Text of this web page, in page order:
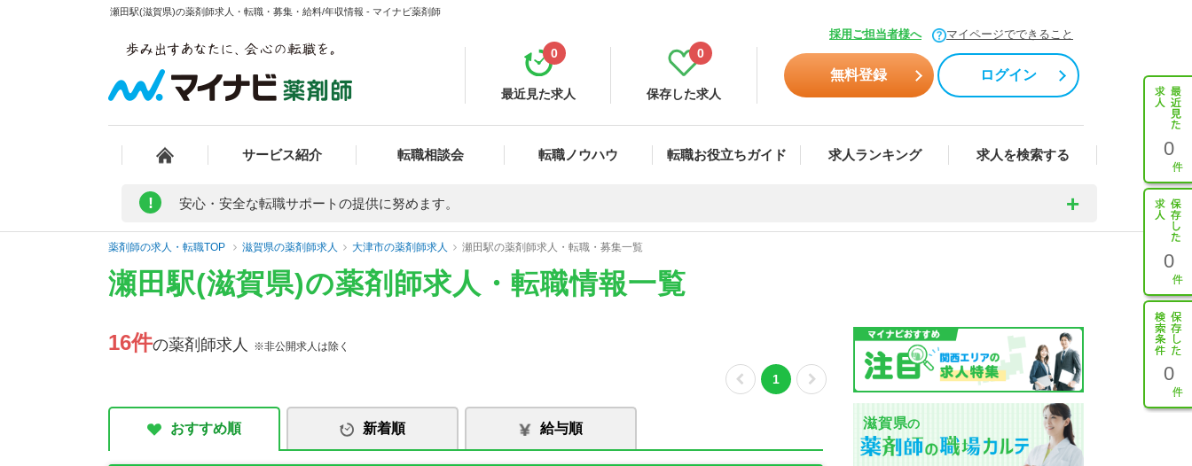
瀬田駅(滋賀県)の薬剤師求人・転職・募集・給料/年収情報 - マイナビ薬剤師
採用ご担当者様へ マイページでできること
最近見た求人
0
保存した求人
0
無料登録 ログイン
サービス紹介 転職相談会 転職ノウハウ 転職お役立ちガイド 求人ランキング 求人を検索する 0
0
0
! 安心・安全な転職サポートの提供に努めます。
薬剤師の求人・転職TOP 滋賀県の薬剤師求人 大津市の薬剤師求人 瀬田駅の薬剤師求人・転職・募集一覧
瀬田駅(滋賀県)の薬剤師求人・転職情報一覧
16件の薬剤師求人 ※非公開求人は除く
1
おすすめ順 新着順 給与順 滋賀県の